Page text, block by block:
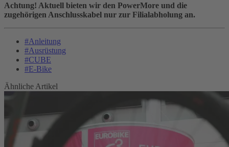
Achtung! Aktuell bieten wir den PowerMore und die
zugehörigen Anschlusskabel nur zur Filialabholung an.
#Anleitung
#Ausrüstung
#CUBE
#E-Bike
Ähnliche Artikel